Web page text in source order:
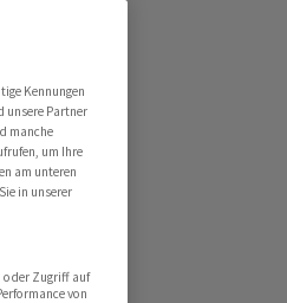
Kennungen
unsere Partner
manche
um Ihre
am unteren
in unserer
oder Zugriff auf
von